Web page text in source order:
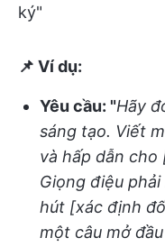
ký"
📌 Ví dụ:
Yêu cầu: "Hãy
sáng tạo. Viết
và hấp dẫn cho
Giọng điệu
hút [xác định
một câu mở